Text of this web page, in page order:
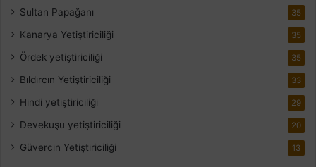
Sultan Papağanı 35
Kanarya Yetiştiriciliği 35
Ördek yetiştiriciliği 35
Bıldırcın Yetiştiriciliği 33
Hindi yetiştiriciliği 29
Devekuşu yetiştiriciliği 20
Güvercin Yetiştiriciliği 13